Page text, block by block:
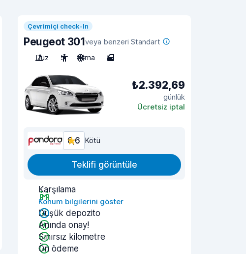
Çevrimiçi check-In
Peugeot 301veya benzeri Standart
Düz
5 Klima 5
₺2.392,69
günlük
Ücretsiz iptal
6,6 Kötü
Teklifi görüntüle
Karşılama
Konum bilgilerini göster
Düşük depozito
Anında onay!
Sınırsız kilometre
Ön ödeme